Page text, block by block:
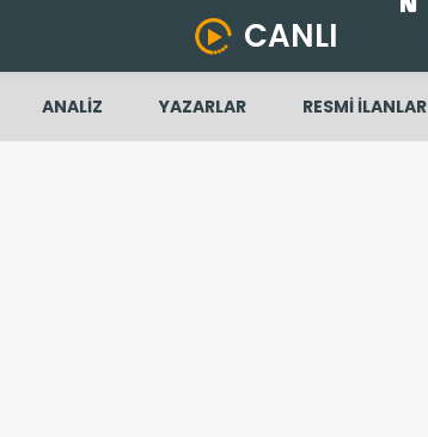
CANLI
ANALİZ YAZARLAR RESMİ İLANLAR